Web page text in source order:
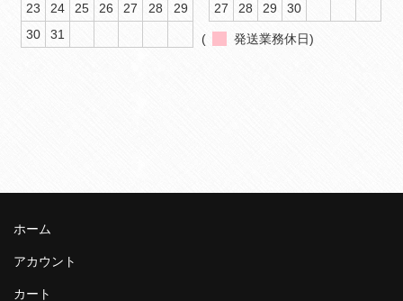
23
24 25 26 27 28
29
30
31
27
28 29 30
( 発送業務休日)
ホーム
アカウント
カート